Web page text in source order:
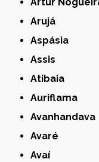
Artur
Arujá
Aspásia
Assis
Atibaia
Auriflama
Avanhandava
Avaré
Avaí